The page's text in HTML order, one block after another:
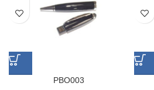
PBO003